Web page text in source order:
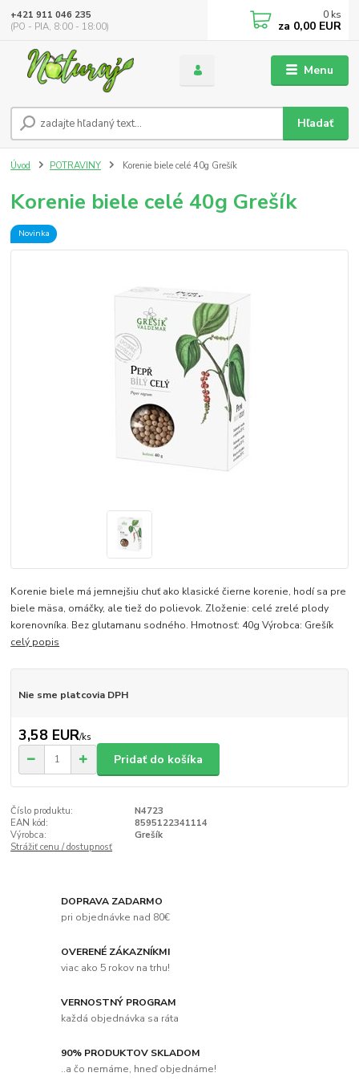
Menu
Hľadať
+421 911 046 235
(PO - PIA, 8:00 - 18:00)
0 ks
za 0,00 EUR
Úvod POTRAVINY Korenie biele celé 40g Grešík
Korenie biele celé 40g Grešík
Novinka
Korenie biele má jemnejšiu chuť ako klasické čierne korenie, hodí sa pre
biele mäsa, omáčky, ale tiež do polievok. Zloženie: celé zrelé plody
korenovníka. Bez glutamanu sodného. Hmotnosť: 40g Výrobca: Grešík
celý popis
Nie sme platcovia DPH
3,58 EUR/ks
Pridať do košíka
Číslo produktu:
N4723
EAN kód:
8595122341114
Výrobca:
Grešík
Strážiť cenu / dostupnosť
DOPRAVA ZADARMO
pri objednávke nad 80€
OVERENÉ ZÁKAZNÍKMI
viac ako 5 rokov na trhu!
VERNOSTNÝ PROGRAM
každá objednávka sa ráta
90% PRODUKTOV SKLADOM
..a čo nemáme, hneď objednáme!